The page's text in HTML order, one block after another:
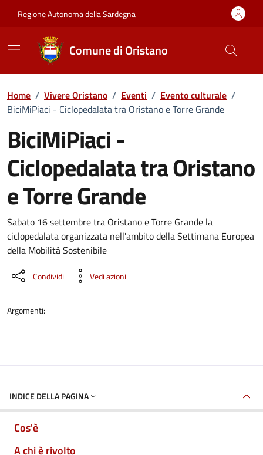
Regione Autonoma della Sardegna
Comune di Oristano
Home / Vivere Oristano / Eventi / Evento culturale /
BiciMiPiaci - Ciclopedalata tra Oristano e Torre Grande
BiciMiPiaci -
Ciclopedalata tra Oristano
e Torre Grande
Dettaglio dell'evento
Sabato 16 settembre tra Oristano e Torre Grande la
ciclopedalata organizzata nell'ambito della Settimana Europea
della Mobilità Sostenibile
Condividi Vedi azioni
Argomenti:
INDICE DELLA PAGINA
Cos'è
A chi è rivolto